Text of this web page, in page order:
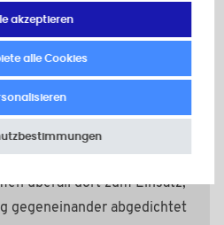
sorgen in zahlreichen
für eine sichere und
. Sie verhindern das
Staub oder Schmutz.
überall dort zum Einsatz,
gegeneinander abgedichtet
akzeptieren
alle Cookies